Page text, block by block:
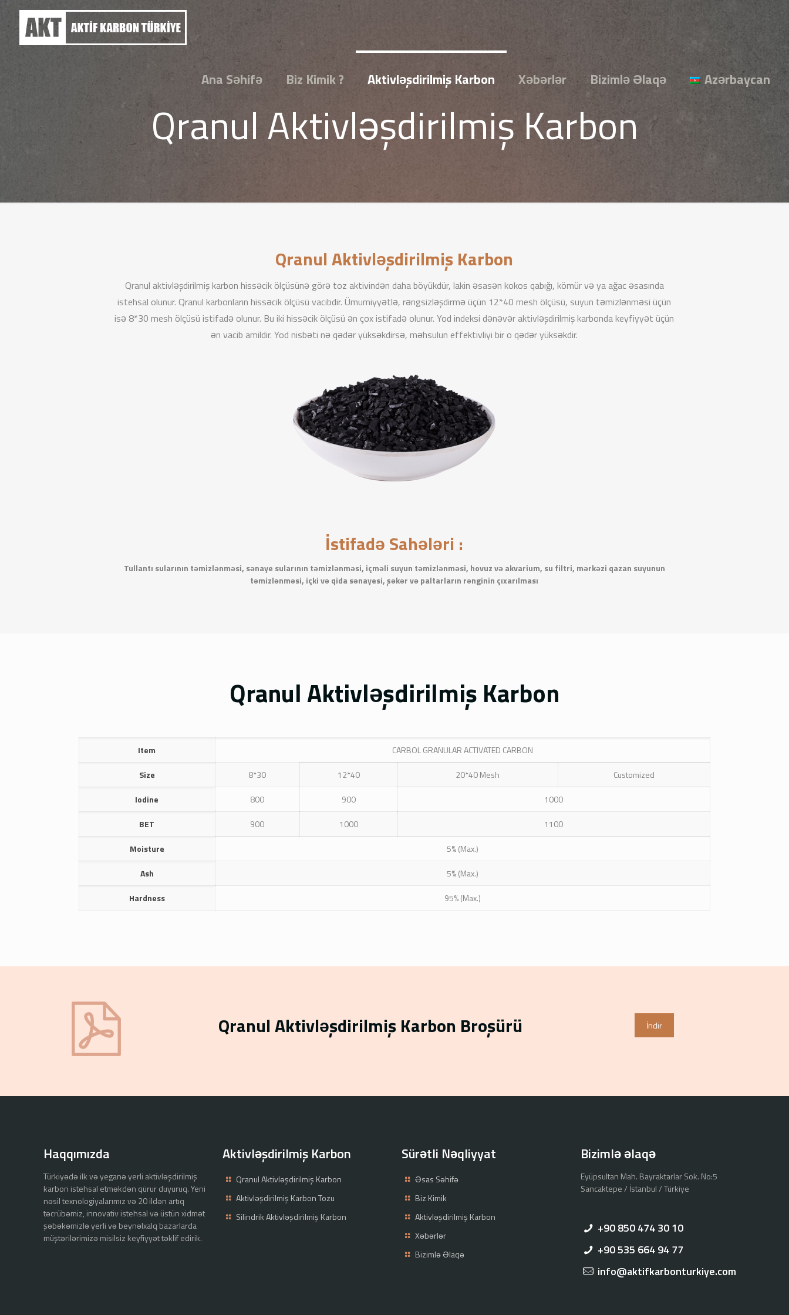
Ana Səhifə Biz Kimik ? Aktivləşdirilmiş Karbon Xəbərlər Bizimlə Əlaqə Azərbaycan
Qranul Aktivləşdirilmiş Karbon
Qranul Aktivləşdirilmiş Karbon
Qranul aktivləşdirilmiş karbon hissəcik ölçüsünə görə toz aktivindən daha böyükdür, lakin əsasən kokos qabığı, kömür və ya ağac əsasında
istehsal olunur. Qranul karbonların hissəcik ölçüsü vacibdir. Ümumiyyətlə, rəngsizləşdirmə üçün 12*40 mesh ölçüsü, suyun təmizlənməsi üçün
isə 8*30 mesh ölçüsü istifadə olunur. Bu iki hissəcik ölçüsü ən çox istifadə olunur. Yod indeksi dənəvər aktivləşdirilmiş karbonda keyfiyyət üçün
ən vacib amildir. Yod nisbəti nə qədər yüksəkdirsə, məhsulun effektivliyi bir o qədər yüksəkdir.
İstifadə Sahələri :
Tullantı sularının təmizlənməsi, sənaye sularının təmizlənməsi, içməli suyun təmizlənməsi, hovuz və akvarium, su filtri, mərkəzi qazan suyunun
təmizlənməsi, içki və qida sənayesi, şəkər və paltarların rənginin çıxarılması
Qranul Aktivləşdirilmiş Karbon
Item
CARBOL GRANULAR ACTIVATED CARBON
Size
8*30 12*40 20*40 Mesh
Customized
Iodine
800 900
1000
BET
900 1000
1100
Moisture
5% (Max.)
Ash
5% (Max.)
Hardness
95% (Max.)
Qranul Aktivləşdirilmiş Karbon Broşürü İndir
Haqqımızda
Türkiyədə ilk və yeganə yerli aktivləşdirilmiş
karbon istehsal etməkdən qürur duyuruq. Yeni
nəsil texnologiyalarımız və 20 ildən artıq
təcrübəmiz, innovativ istehsal və üstün xidmət
şəbəkəmizlə yerli və beynəlxalq bazarlarda
müştərilərimizə misilsiz keyfiyyət təklif edirik.
Aktivləşdirilmiş Karbon
Qranul Aktivləşdirilmiş Karbon
Aktivləşdirilmiş Karbon Tozu
Silindrik Aktivləşdirilmiş Karbon
Sürətli Nəqliyyat
Əsas Səhifə
Biz Kimik
Aktivləşdirilmiş Karbon
Xəbərlər
Bizimlə Əlaqə
Bizimlə əlaqə
Eyüpsultan Mah. Bayraktarlar Sok. No:5
Sancaktepe / İstanbul / Türkiye
+90 850 474 30 10
+90 535 664 94 77
info@aktifkarbonturkiye.com